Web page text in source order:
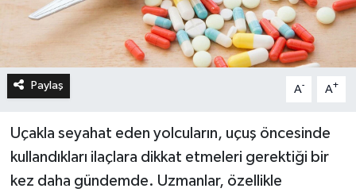
Paylaş A- A+
Uçakla seyahat eden yolcuların, uçuş öncesinde
kullandıkları ilaçlara dikkat etmeleri gerektiği bir
kez daha gündemde. Uzmanlar, özellikle